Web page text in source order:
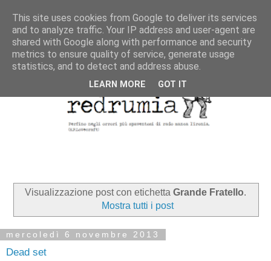
Visualizzazione post con etichetta Grande Fratello.
Mostra tutti i post
mercoledì 6 novembre 2013
Dead set
This site uses cookies from Google to deliver its services
and to analyze traffic. Your IP address and user-agent are
shared with Google along with performance and security
metrics to ensure quality of service, generate usage
statistics, and to detect and address abuse.
LEARN MORE GOT IT